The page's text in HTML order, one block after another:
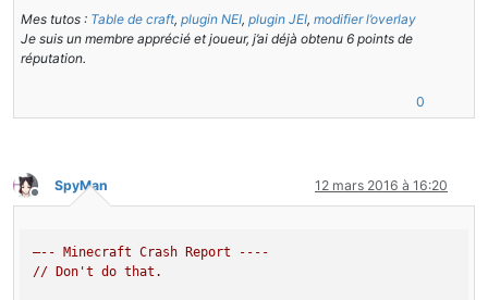
Mes tutos : Table de craft, plugin NEI, plugin JEI, modifier l’overlay
Je suis un membre apprécié et joueur, j’ai déjà obtenu 6 points de
réputation.
0
Hors-ligne
SpyMan 12 mars 2016 à 16:20
–-- Minecraft Crash Report
----
//
Don't do that.